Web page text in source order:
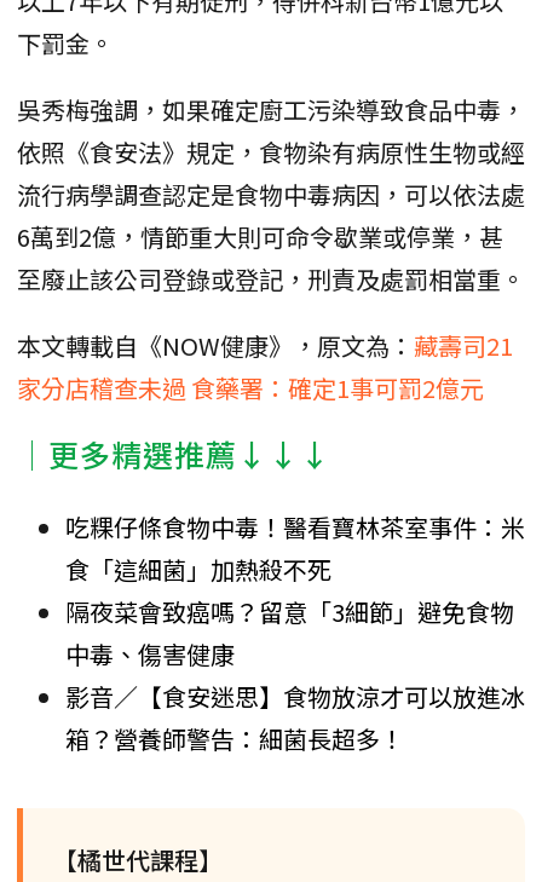
下罰金。
吳秀梅強調，如果確定廚工污染導致食品中毒，
依照《食安法》規定，食物染有病原性生物或經
流行病學調查認定是食物中毒病因，可以依法處
6萬到2億，情節重大則可命令歇業或停業，甚
至廢止該公司登錄或登記，刑責及處罰相當重。
本文轉載自《NOW健康》，原文為： 藏壽司21
家分店稽查未過 食藥署：確定1事可罰2億元
│更多精選推薦↓↓↓
吃粿仔條食物中毒！醫看寶林茶室事件：米
食「這細菌」加熱殺不死
隔夜菜會致癌嗎？留意「3細節」避免食物
中毒、傷害健康
影音／【食安迷思】食物放涼才可以放進冰
箱？營養師警告：細菌長超多！
【橘世代課程】